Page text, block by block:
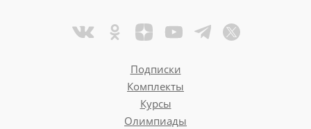
Подписки
Комплекты
Курсы
Олимпиады